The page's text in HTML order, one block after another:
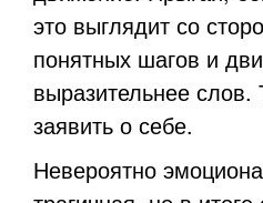
это выглядит со
понятных шагов и
выразительнее
заявить о себе.
Невероятно